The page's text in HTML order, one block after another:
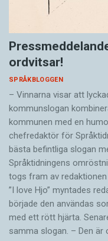
ordvitsar!
SPRÅKBLOGGEN
– Vinnarna visar att
kommunslogan
kommunen med en
chefredaktör för
bästa befintliga slogan
Språktidningens
togs fram av
”I love Hjo” myntades
började den användas
med ett rött hjärta.
samma slogan. – Den är